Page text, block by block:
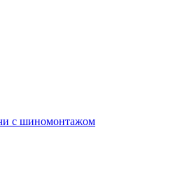
с шиномонтажом